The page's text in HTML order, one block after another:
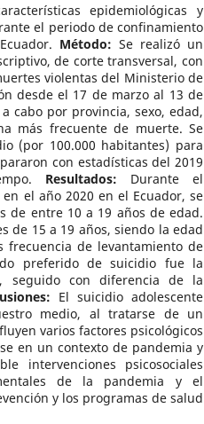
epidemiológicas y
el periodo de confinamiento
Método: Se realizó un
de corte transversal, con
violentas del Ministerio de
desde el 17 de marzo al 13 de
cabo por provincia, sexo, edad,
más frecuente de muerte. Se
(por 100.000 habitantes) para
con estadísticas del 2019
Resultados: Durante el
el año 2020 en el Ecuador, se
de entre 10 a 19 años de edad.
de 15 a 19 años, siendo la edad
frecuencia de levantamiento de
preferido de suicidio fue la
seguido con diferencia de la
El suicidio adolescente
medio, al tratarse de un
varios factores psicológicos
en un contexto de pandemia y
intervenciones psicosociales
de la pandemia y el
y los programas de salud